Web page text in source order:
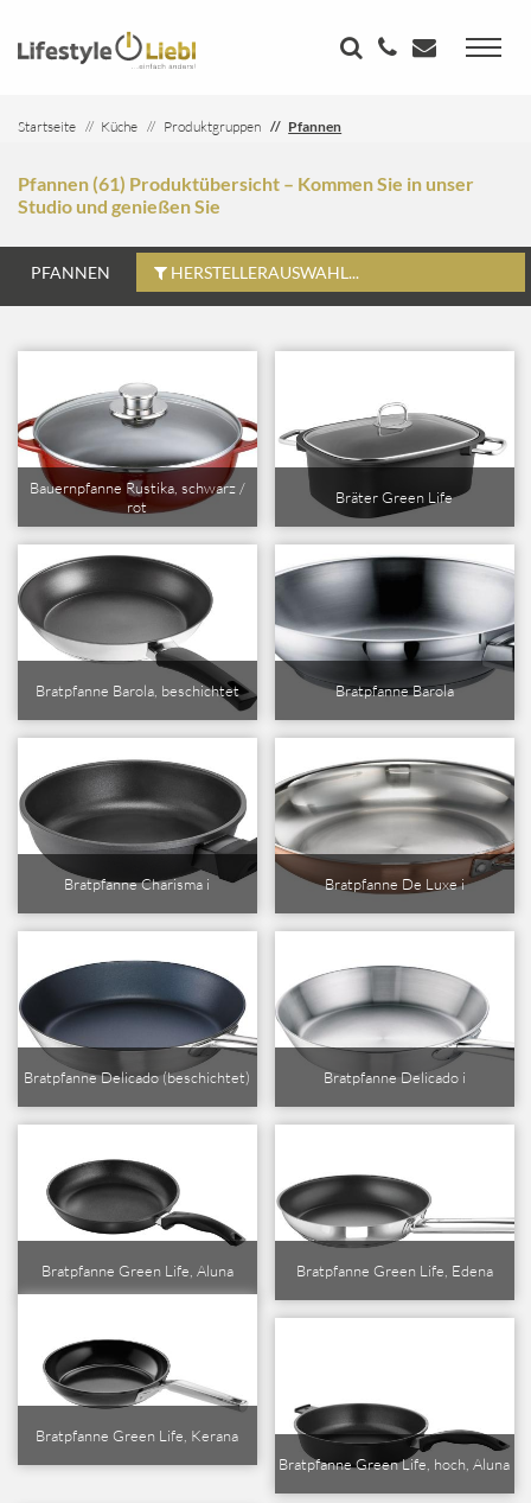
Startseite Küche Produktgruppen Pfannen
Pfannen (61) Produktübersicht – Kommen Sie in unser
Studio und genießen Sie
PFANNEN HERSTELLERAUSWAHL...
Bauernpfanne Rustika, schwarz /
rot
Bräter Green Life
Bratpfanne Barola, beschichtet Bratpfanne Barola
Bratpfanne Charisma i Bratpfanne De Luxe i
Bratpfanne Delicado (beschichtet) Bratpfanne Delicado i
Bratpfanne Green Life, Aluna Bratpfanne Green Life, Edena
Bratpfanne Green Life, Kerana
Bratpfanne Green Life, hoch, Aluna